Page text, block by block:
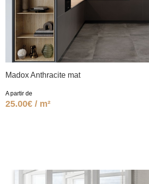
Madox Anthracite mat
A partir de
25.00€ / m²